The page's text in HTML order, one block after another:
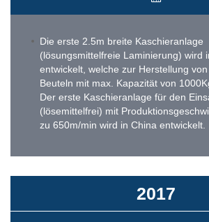
Die erste 2.5m breite Kaschieranlage
(lösungsmittelfreie Laminierung) wird
entwickelt, welche zur Herstellung
Beuteln mit max. Kapazität von
Der erste Kaschieranlage für den
(lösemittelfrei) mit
zu 650m/min wird in China entwickelt.
2017